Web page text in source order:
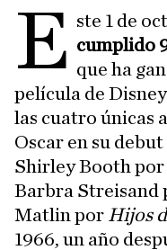
E ste 1 de
cumplido
que ha
película de
las cuatro únicas
Oscar en su
Shirley Booth por
Barbra Streisand
Matlin por Hijos
1966, un año